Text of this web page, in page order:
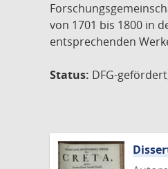
von 1701 bis 1800 in
entsprechenden
Status: DFG-